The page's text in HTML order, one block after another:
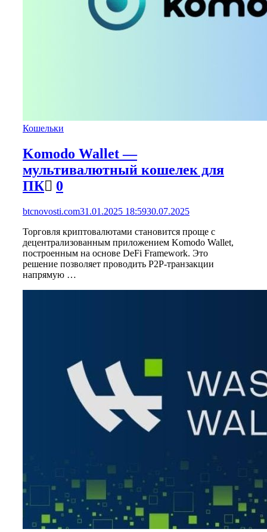
Кошельки
Komodo Wallet —
мультивалютный кошелек для
ПК
0
btcnovosti.com31.01.2025 18:5930.07.2025
Торговля криптовалютами становится проще с
децентрализованным приложением Komodo Wallet,
построенным на основе DeFi Framework. Это
решение позволяет проводить P2P-транзакции
напрямую …